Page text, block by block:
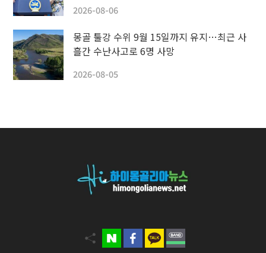
2026-08-06
몽골 툴강 수위 9월 15일까지 유지…최근 사
흘간 수난사고로 6명 사망
2026-08-05